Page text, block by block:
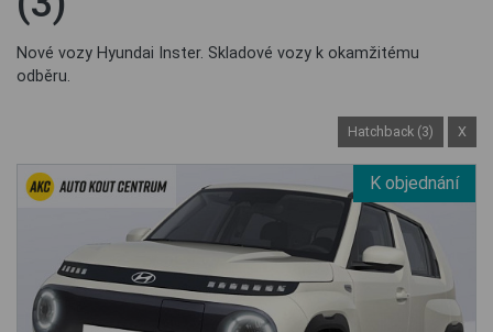
Nové vozy Hyundai Inster. Skladové vozy k okamžitému
odběru.
Hatchback (3) X
K objednání